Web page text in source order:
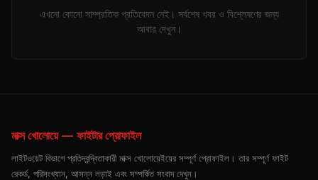
এখনো কোনো সাম্প্রতিক প্রতিবেদন নেই। সর্বশেষ খবর ও বিশ্লেষণের জন্য
আবার দেখুন।
মাক্স খোলোয়ে — ফাইটার প্রোফাইল
লাইটওয়েট বিভাগে প্রতিদ্বন্দ্বিতাকারী মাক্স খোলোয়েইয়ের সম্পূর্ণ প্রোফাইল। তার সম্পূর্ণ ফাইট
রেকর্ড, পরিসংখ্যান, আসন্ন লড়াই এবং সম্পর্কিত সংবাদ দেখুন।